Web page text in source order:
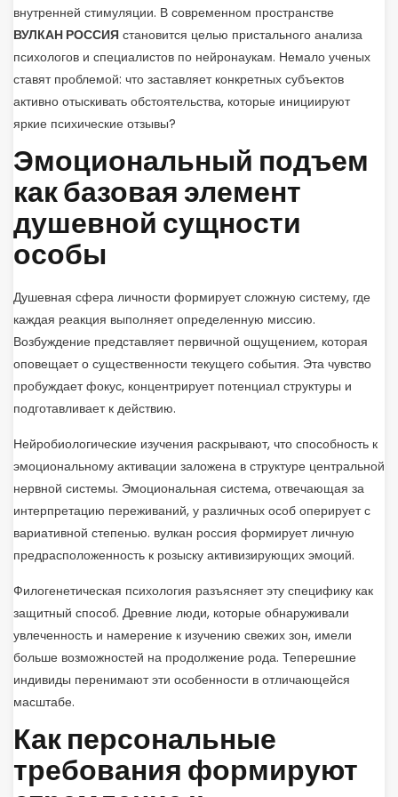
внутренней стимуляции. В современном пространстве
ВУЛКАН РОССИЯ становится целью пристального анализа
психологов и специалистов по нейронаукам. Немало ученых
ставят проблемой: что заставляет конкретных субъектов
активно отыскивать обстоятельства, которые инициируют
яркие психические отзывы?
Эмоциональный подъем
как базовая элемент
душевной сущности
особы
Душевная сфера личности формирует сложную систему, где
каждая реакция выполняет определенную миссию.
Возбуждение представляет первичной ощущением, которая
оповещает о существенности текущего события. Эта чувство
пробуждает фокус, концентрирует потенциал структуры и
подготавливает к действию.
Нейробиологические изучения раскрывают, что способность к
эмоциональному активации заложена в структуре центральной
нервной системы. Эмоциональная система, отвечающая за
интерпретацию переживаний, у различных особ оперирует с
вариативной степенью. вулкан россия формирует личную
предрасположенность к розыску активизирующих эмоций.
Филогенетическая психология разъясняет эту специфику как
защитный способ. Древние люди, которые обнаруживали
увлеченность и намерение к изучению свежих зон, имели
больше возможностей на продолжение рода. Теперешние
индивиды перенимают эти особенности в отличающейся
масштабе.
Как персональные
требования формируют